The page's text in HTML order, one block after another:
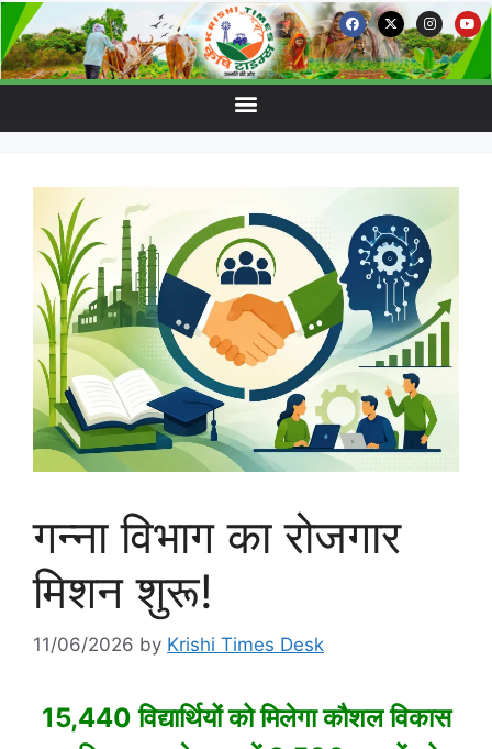
गन्ना विभाग का रोजगार
मिशन शुरू!
11/06/2026 by Krishi Times Desk
15,440 विद्यार्थियों को मिलेगा कौशल विकास